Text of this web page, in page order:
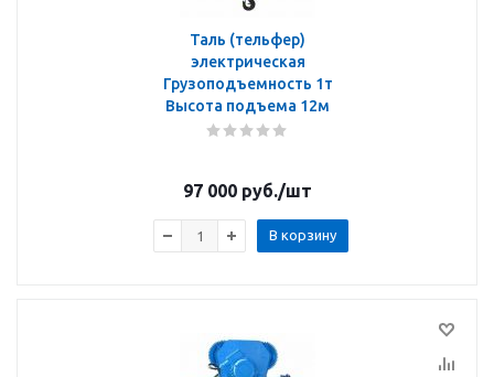
Таль (тельфер)
электрическая
Грузоподъемность 1т
Высота подъема 12м
97 000 руб./шт
В корзину